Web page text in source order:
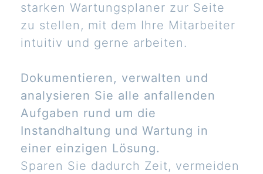
starken Wartungsplaner zur Seite
zu stellen, mit dem Ihre Mitarbeiter
intuitiv und gerne arbeiten.
Dokumentieren, verwalten und
analysieren Sie alle anfallenden
Aufgaben rund um die
Instandhaltung und Wartung in
einer einzigen Lösung.
Sparen Sie dadurch Zeit, vermeiden